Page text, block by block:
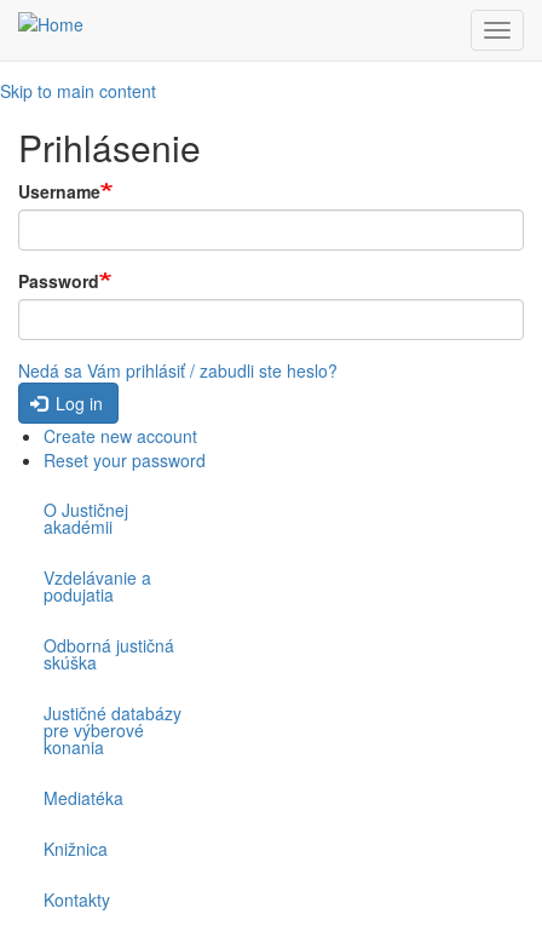
Skip to main content
Prihlásenie
Username
Password
Nedá sa Vám prihlásiť / zabudli ste heslo?
Log in
Create new account
Reset your password
O Justičnej
akadémii
Vzdelávanie a
podujatia
Odborná justičná
skúška
Justičné databázy
pre výberové
konania
Mediatéka
Knižnica
Kontakty